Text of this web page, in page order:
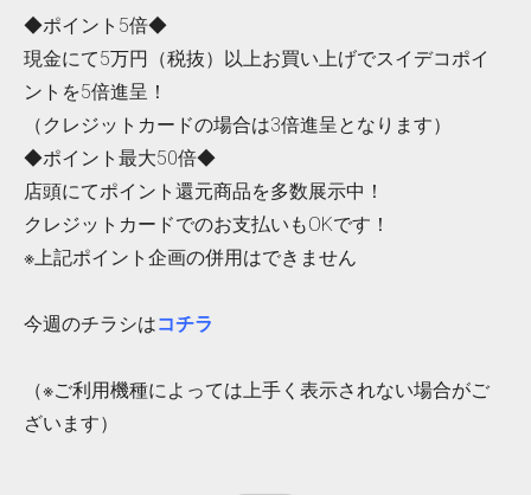
◆ポイント5倍◆
現金にて5万円（税抜）以上お買い上げでスイデコポイ
ントを5倍進呈！
（クレジットカードの場合は3倍進呈となります）
◆ポイント最大50倍◆
店頭にてポイント還元商品を多数展示中！
クレジットカードでのお支払いもOKです！
※上記ポイント企画の併用はできません
今週のチラシはコチラ
（※ご利用機種によっては上手く表示されない場合がご
ざいます）